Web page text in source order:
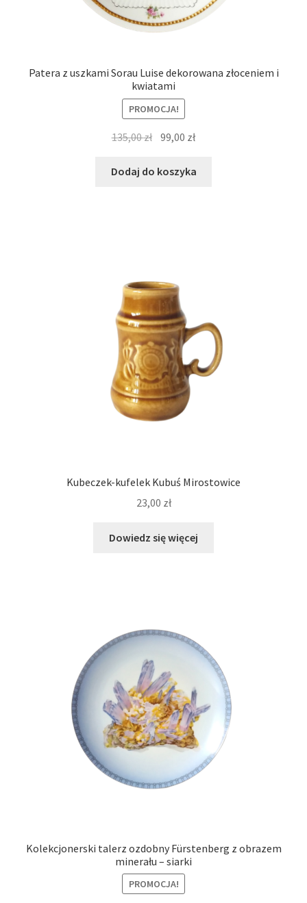
Patera z uszkami Sorau Luise dekorowana złoceniem i
kwiatami
PROMOCJA!
135,00zł Pierwotna
wynosiła:
99,00 złAktualna
wynosi:
Dodaj do koszyka
Kubeczek-kufelek Kubuś Mirostowice
23,00 zł
Dowiedz się więcej
Kolekcjonerski talerz ozdobny Fürstenberg z obrazem
minerału – siarki
PROMOCJA!